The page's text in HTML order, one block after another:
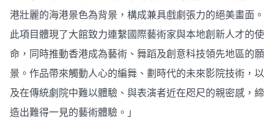
港壯麗的海港景色為背景，構成兼具戲劇張力的絕美畫面。
此項目體現了大館致力連繫國際藝術家與本地創新人才的使
命，同時推動香港成為藝術、舞蹈及創意科技領先地區的願
景。作品帶來觸動人心的編舞、劃時代的未來影院技術，以
及在傳統劇院中難以體驗、與表演者近在咫尺的親密感，締
造出難得一見的藝術體驗。」